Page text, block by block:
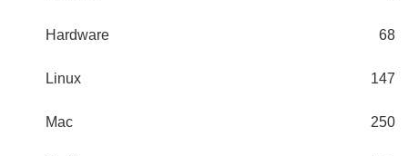
Hardware 68
Linux 147
Mac 250